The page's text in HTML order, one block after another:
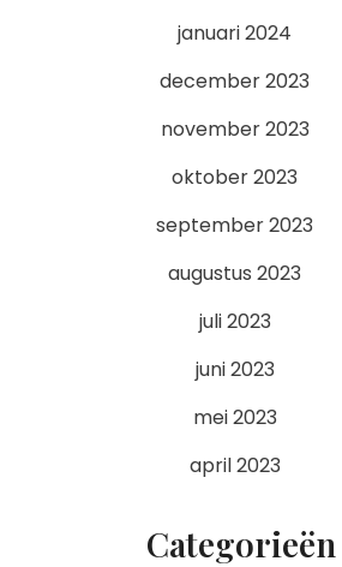
januari 2024
december 2023
november 2023
oktober 2023
september 2023
augustus 2023
juli 2023
juni 2023
mei 2023
april 2023
Categorieën